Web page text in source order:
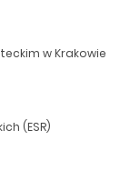
w Krakowie
(ESR)